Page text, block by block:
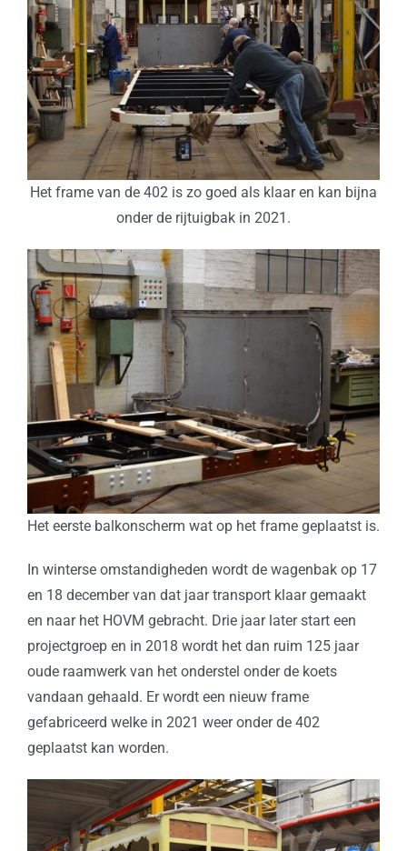
Het frame van de 402 is zo goed als klaar en kan bijna
onder de rijtuigbak in 2021.
Het eerste balkonscherm wat op het frame geplaatst is.
In winterse omstandigheden wordt de wagenbak op 17
en 18 december van dat jaar transport klaar gemaakt
en naar het HOVM gebracht. Drie jaar later start een
projectgroep en in 2018 wordt het dan ruim 125 jaar
oude raamwerk van het onderstel onder de koets
vandaan gehaald. Er wordt een nieuw frame
gefabriceerd welke in 2021 weer onder de 402
geplaatst kan worden.